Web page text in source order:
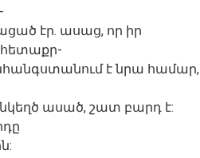
էր. ասաց, որ իր
հետաքր-
է նրա համար,
ասած, շատ բարդ է: